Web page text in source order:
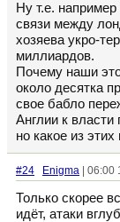
Ну т.е.
связи между
хозяева укро-
миллиардов.
Почему наши
около десятка
свое бабло
Англии к
но какое из
#24 Enigma | 06:00
Только скорее
идёт, атаки